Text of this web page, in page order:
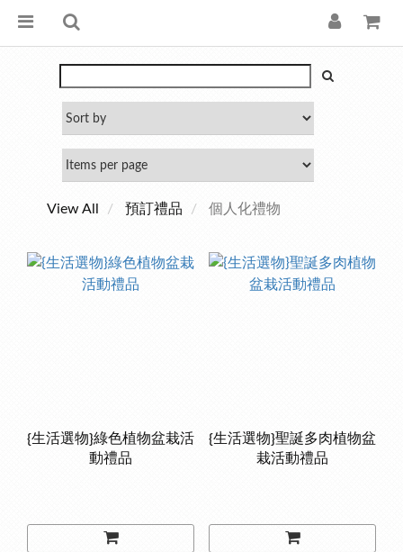
View All 預訂禮品 個人化禮物
{生活選物}綠色植物盆栽活
動禮品
{生活選物}聖誕多肉植物盆
栽活動禮品